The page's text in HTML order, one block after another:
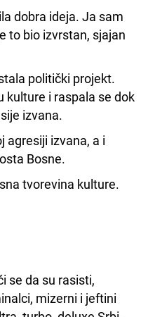
dobra ideja. Ja sam
to bio izvrstan, sjajan
politički projekt.
kulture i raspala se dok
izvana.
agresiji izvana, a i
Bosne.
tvorevina kulture.
se da su rasisti,
mizerni i jeftini